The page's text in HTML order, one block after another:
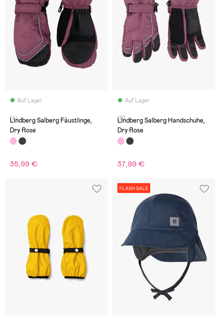
Auf Lager
(4)
Lindberg Salberg Fäustlinge,
Dry Rose
35,99 €
Auf Lager
(9)
Lindberg Salberg Handschuhe,
Dry Rose
37,99 €
FLASH SALE